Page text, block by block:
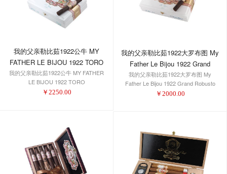
我的父亲勒比茹1922公牛 MY
FATHER LE BIJOU 1922 TORO
我的父亲勒比茹1922公牛 MY FATHER
LE BIJOU 1922 TORO
￥ 2250.00
我的父亲勒比茹1922大罗布图 My
Father Le Bijou 1922 Grand
Robusto
我的父亲勒比茹1922大罗布图 My
Father Le Bijou 1922 Grand Robusto
￥ 2000.00